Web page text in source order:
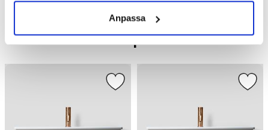
Anpassa
Liknande produkter